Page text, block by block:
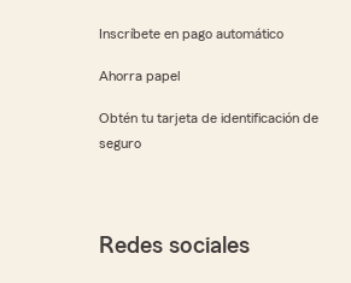
Inscríbete en pago automático
Ahorra papel
Obtén tu tarjeta de identificación de
seguro
Redes sociales